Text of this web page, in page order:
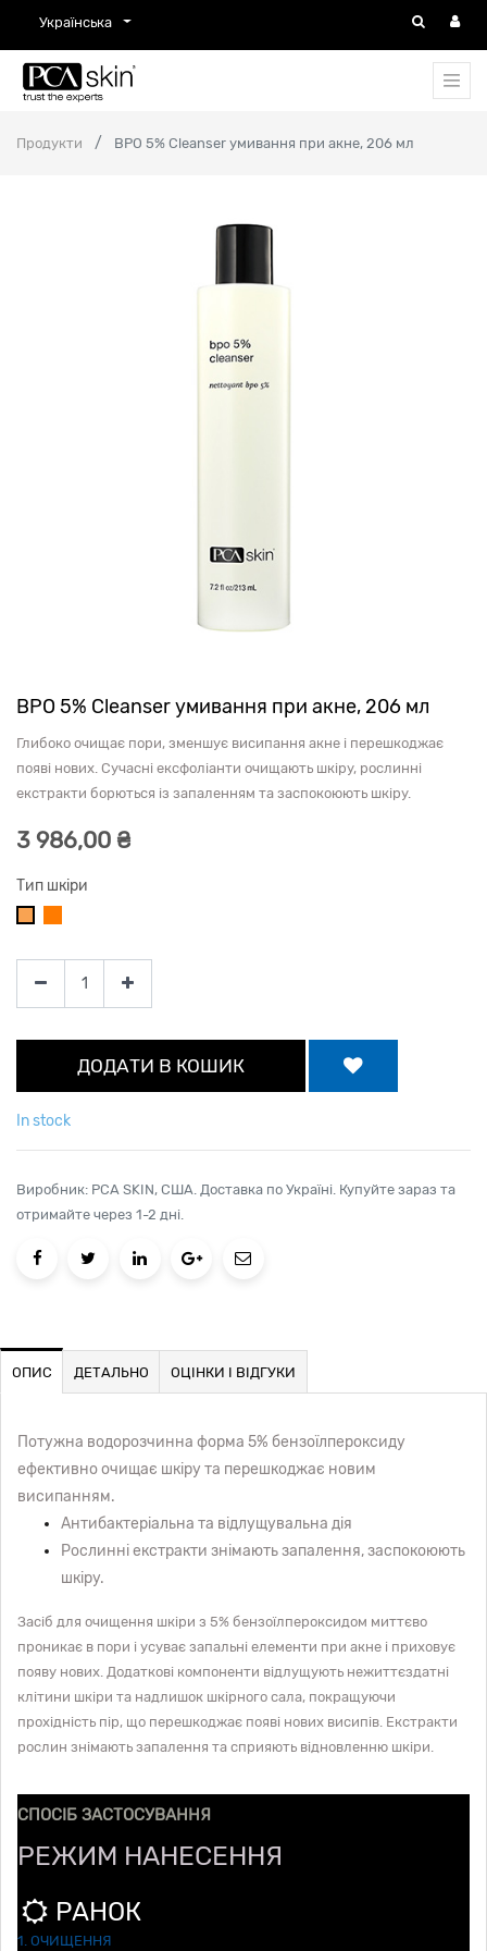
Українська
Продукти BPO 5% Cleanser умивання при акне, 206 мл
BPO 5% Cleanser умивання при акне, 206 мл
Глибоко очищає пори, зменшує висипання акне і перешкоджає
появі нових. Сучасні ексфоліанти очищають шкіру, рослинні
екстракти борються із запаленням та заспокоюють шкіру.
3 986,00 ₴
Тип шкіри
ДОДАТИ В КОШИК
In stock
Виробник: PCA SKIN, США. Доставка по Україні. Купуйте зараз та
отримайте через 1-2 дні.
ОПИС ДЕТАЛЬНО ОЦІНКИ І ВІДГУКИ
Потужна водорозчинна форма 5% бензоїлпероксиду
ефективно очищає шкіру та перешкоджає новим
висипанням.
Антибактеріальна та відлущувальна дія
Рослинні екстракти знімають запалення, заспокоюють
шкіру.
Засіб для очищення шкіри з 5% бензоїлпероксидом миттєво
проникає в пори і усуває запальні елементи при акне і приховує
появу нових. Додаткові компоненти відлущують нежиттєздатні
клітини шкіри та надлишок шкірного сала, покращуючи
прохідність пір, що перешкоджає появі нових висипів. Екстракти
рослин знімають запалення та сприяють відновленню шкіри.
СПОСІБ ЗАСТОСУВАННЯ
РЕЖИМ НАНЕСЕННЯ
РАНОК
1. ОЧИЩЕННЯ